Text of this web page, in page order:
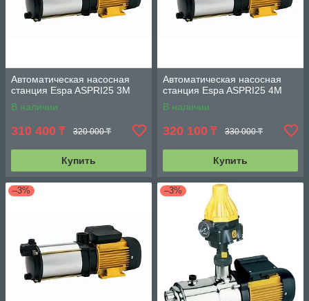
Автоматическая насосная
станция Espa ASPRI25 3M
В наличии
310 400 ₸ 320 000 ₸
Купить
Автоматическая насосная
станция Espa ASPRI25 4M
В наличии
320 100 ₸ 330 000 ₸
Купить
–3% –3%